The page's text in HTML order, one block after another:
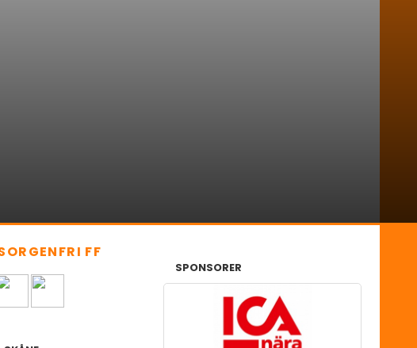
FF
SPONSORER